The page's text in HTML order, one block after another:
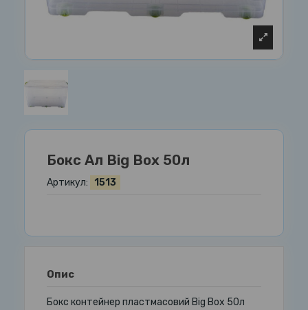
Бокс Ал Big Box 50л
Артикул: 1513
Опис
Бокс контейнер пластмасовий Big Box 50л